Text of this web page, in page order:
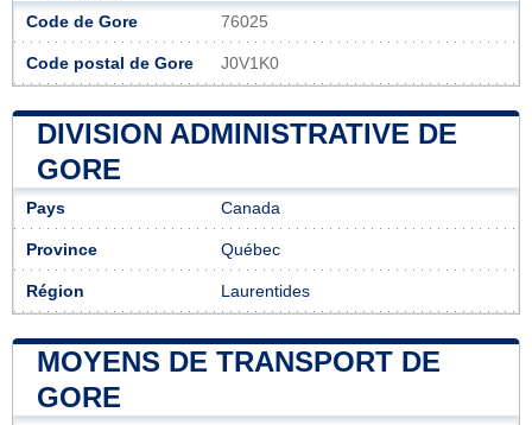
Code de Gore 76025
Code postal de Gore J0V1K0
DIVISION ADMINISTRATIVE DE
GORE
Pays Canada
Province Québec
Région Laurentides
MOYENS DE TRANSPORT DE
GORE